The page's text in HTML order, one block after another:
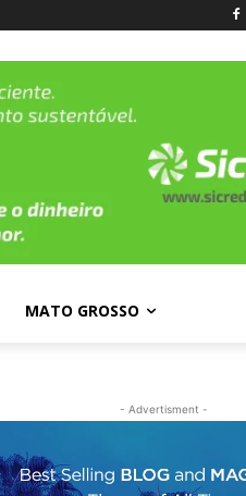
MATO GROSSO
- Advertisment -